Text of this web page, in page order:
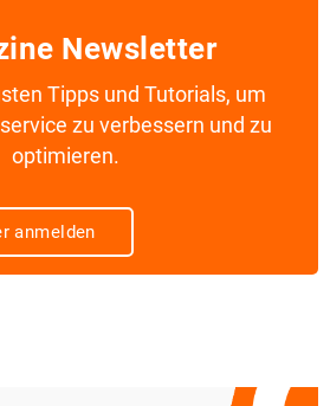
Newsletter
Tipps und Tutorials, um
zu verbessern und zu
optimieren.
anmelden